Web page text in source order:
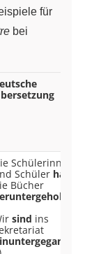
für
bei
Schülerinnen
Schüler haben
Bücher
sind ins